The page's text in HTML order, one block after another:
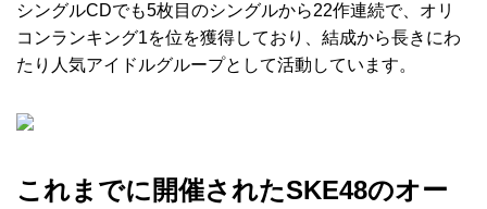
シングルCDでも5枚目のシングルから22作連続で、オリ
コンランキング1を位を獲得しており、結成から長きにわ
たり人気アイドルグループとして活動しています。
これまでに開催されたSKE48のオー